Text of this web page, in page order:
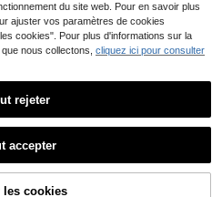
50/100 pièces Bonnet de douche é
paissi, couvre-cheveux imperméabl
e pour femmes. Couvre-tête pour la
cuisine, le salon de beauté, le traite
age, les vacances, les voyages
Dès3 ,77€
1
du site web. Pour en savoir plus
ajuster vos paramètres de cookies
cookies". Pour plus d'informations sur la
nous collectons, cliquez ici pour consulter
rejeter
accepter
les cookies